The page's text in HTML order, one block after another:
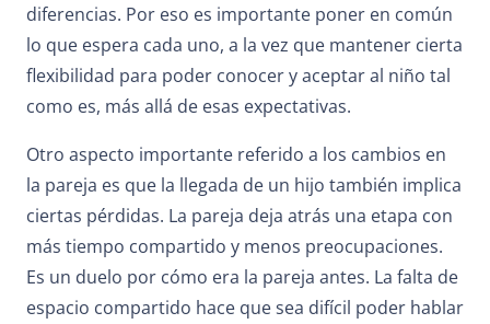
diferencias. Por eso es importante poner en común
lo que espera cada uno, a la vez que mantener cierta
flexibilidad para poder conocer y aceptar al niño tal
como es, más allá de esas expectativas.
Otro aspecto importante referido a los cambios en
la pareja es que la llegada de un hijo también implica
ciertas pérdidas. La pareja deja atrás una etapa con
más tiempo compartido y menos preocupaciones.
Es un duelo por cómo era la pareja antes. La falta de
espacio compartido hace que sea difícil poder hablar